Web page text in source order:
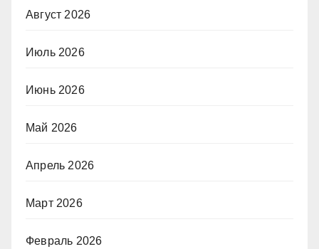
Август 2026
Июль 2026
Июнь 2026
Май 2026
Апрель 2026
Март 2026
Февраль 2026